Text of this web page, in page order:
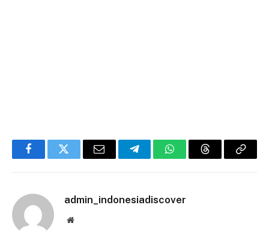
FacebookTwitter Email TelegramWhatsAppThreadsCopy
admin_indonesiadiscover
Website